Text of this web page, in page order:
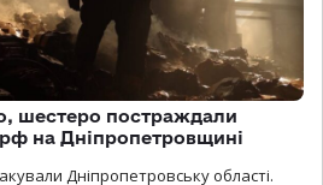
шестеро постраждали
рф на Дніпропетровщині
Дніпропетровську області.